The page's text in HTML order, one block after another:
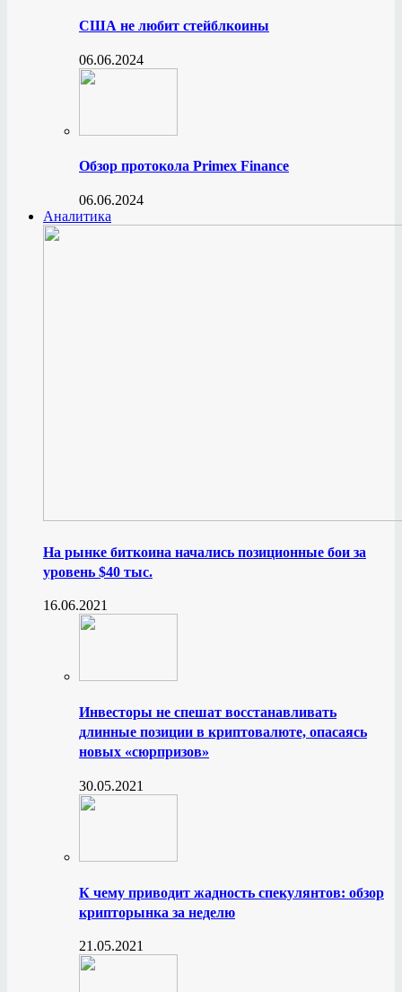
США не любит стейблкоины
06.06.2024
Обзор протокола Primex Finance
06.06.2024
Аналитика
На рынке биткоина начались позиционные бои за
уровень $40 тыс.
16.06.2021
Инвесторы не спешат восстанавливать
длинные позиции в криптовалюте, опасаясь
новых «сюрпризов»
30.05.2021
К чему приводит жадность спекулянтов: обзор
крипторынка за неделю
21.05.2021